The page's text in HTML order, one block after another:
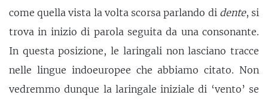
come quella vista la volta scorsa parlando di dente, si
trova in inizio di parola seguita da una consonante.
In questa posizione, le laringali non lasciano tracce
nelle lingue indoeuropee che abbiamo citato. Non
vedremmo dunque la laringale iniziale di ‘vento’ se